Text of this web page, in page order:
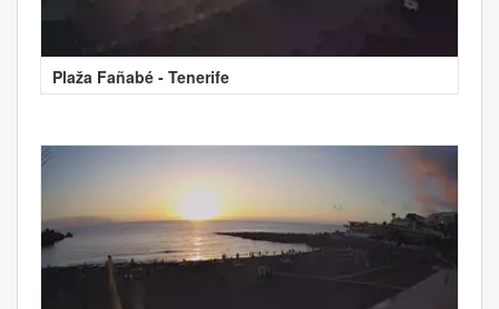
Plaža Fañabé - Tenerife